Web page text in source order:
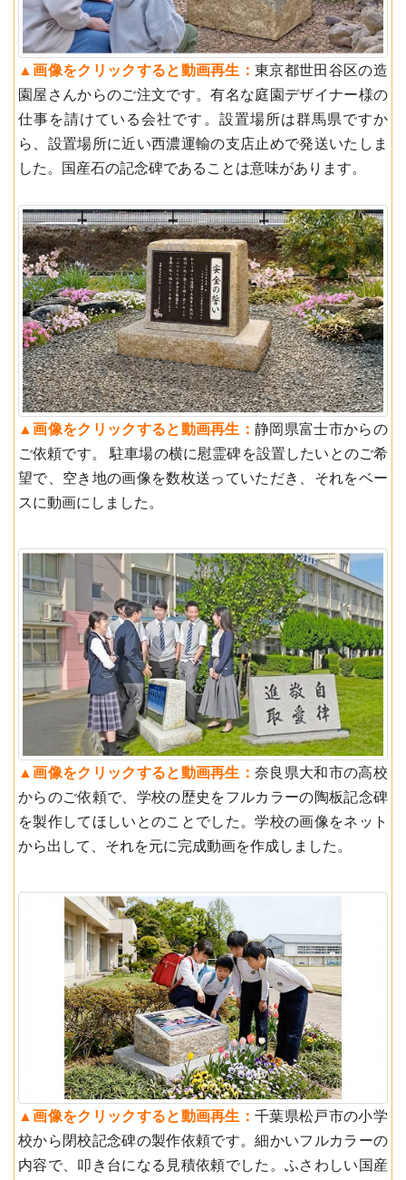
▲︎画像をクリックすると動画再生：東京都世田谷区の造
園屋さんからのご注文です。有名な庭園デザイナー様の
仕事を請けている会社です。設置場所は群馬県ですか
ら、設置場所に近い西濃運輸の支店止めで発送いたしま
した。国産石の記念碑であることは意味があります。
▲︎画像をクリックすると動画再生：静岡県富士市からの
ご依頼です。 駐車場の横に慰霊碑を設置したいとのご希
望で、空き地の画像を数枚送っていただき、それをベー
スに動画にしました。
▲︎画像をクリックすると動画再生：奈良県大和市の高校
からのご依頼で、学校の歴史をフルカラーの陶板記念碑
を製作してほしいとのことでした。学校の画像をネット
から出して、それを元に完成動画を作成しました。
▲︎画像をクリックすると動画再生：千葉県松戸市の小学
校から閉校記念碑の製作依頼です。細かいフルカラーの
内容で、叩き台になる見積依頼でした。ふさわしい国産